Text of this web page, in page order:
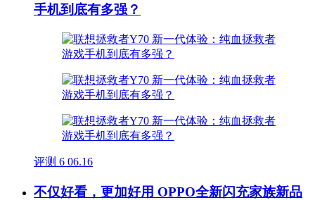
手机到底有多强？
评测 6 06.16
不仅好看，更加好用 OPPO全新闪充家族新品